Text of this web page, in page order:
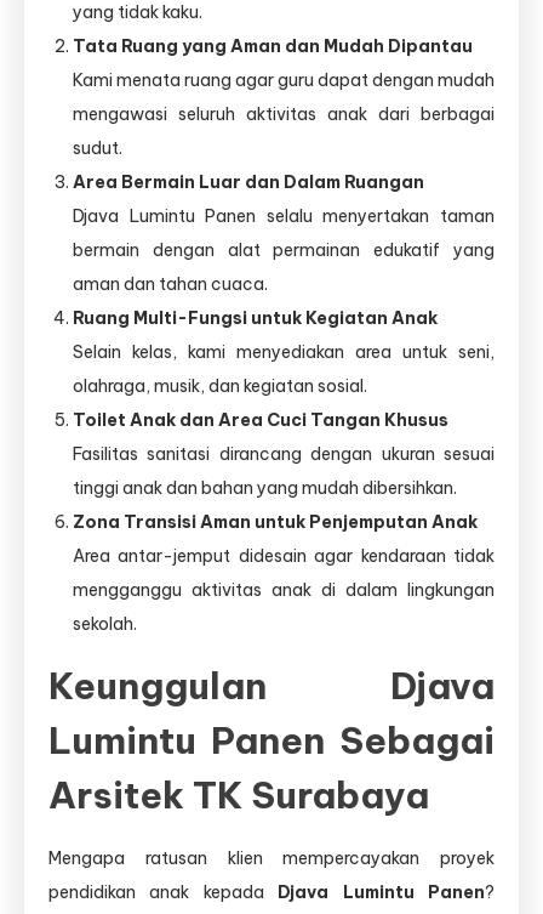
yang tidak kaku.
Tata Ruang yang Aman dan Mudah Dipantau
Kami menata ruang agar guru dapat dengan mudah
mengawasi seluruh aktivitas anak dari berbagai
sudut.
Area Bermain Luar dan Dalam Ruangan
Djava Lumintu Panen selalu menyertakan taman
bermain dengan alat permainan edukatif yang
aman dan tahan cuaca.
Ruang Multi-Fungsi untuk Kegiatan Anak
Selain kelas, kami menyediakan area untuk seni,
olahraga, musik, dan kegiatan sosial.
Toilet Anak dan Area Cuci Tangan Khusus
Fasilitas sanitasi dirancang dengan ukuran sesuai
tinggi anak dan bahan yang mudah dibersihkan.
Zona Transisi Aman untuk Penjemputan Anak
Area antar-jemput didesain agar kendaraan tidak
mengganggu aktivitas anak di dalam lingkungan
sekolah.
Keunggulan Djava
Lumintu Panen Sebagai
Arsitek TK Surabaya
Mengapa ratusan klien mempercayakan proyek
pendidikan anak kepada
Djava Lumintu Panen?